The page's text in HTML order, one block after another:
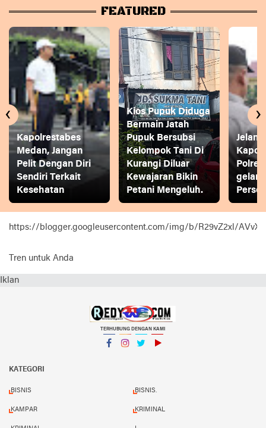
FEATURED
Kapolrestabes
Medan, Jangan
Pelit Dengan Diri
Sendiri Terkait
Kesehatan
Kios Pupuk Diduga
Bermain Jatah
Pupuk Bersubsi
Kelompok Tani Di
Kurangi Diluar
Kewajaran Bikin
Petani Mengeluh.
gelar
‹ ›
https://blogger.googleusercontent.com/img/b/R29vZ2xl/
Tren untuk Anda
Iklan
TERHUBUNG DENGAN KAMI
KATEGORI
BISNIS BISNIS.
KAMPAR KRIMINAL